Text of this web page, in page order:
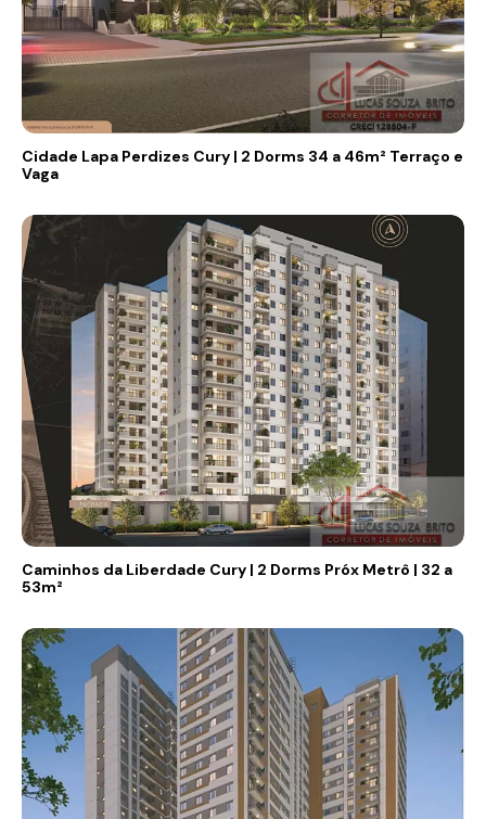
Cidade Lapa Perdizes Cury | 2 Dorms 34 a 46m² Terraço e
Vaga
Caminhos da Liberdade Cury | 2 Dorms Próx Metrô | 32 a
53m²